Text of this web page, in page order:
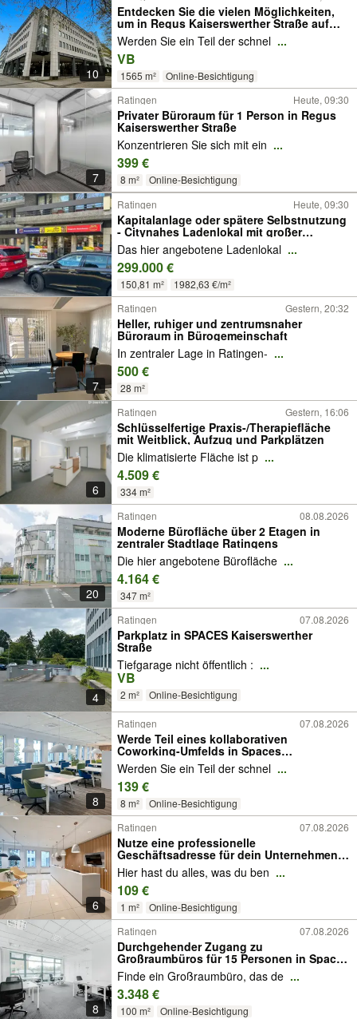
10
Entdecken Sie die vielen Möglichkeiten,
um in Regus Kaiserswerther Straße auf
Ihre Art zu arbeiten
Werden Sie ein Teil der schnel ...
VB
1565 m² Online-Besichtigung
7
Ratingen Heute, 09:30
Privater Büroraum für 1 Person in Regus
Kaiserswerther Straße
Konzentrieren Sie sich mit ein ...
399 €
8 m²
Online-Besichtigung
Ratingen
Heute, 09:30
Kapitalanlage oder spätere Selbstnutzung
- Citynahes Ladenlokal mit großer
Schaufensterfront...
Das hier angebotene Ladenlokal ...
299.000 €
150,81 m² 1982,63 €/m²
7
Ratingen Gestern, 20:32
Heller, ruhiger und zentrumsnaher
Büroraum in Bürogemeinschaft
In zentraler Lage in Ratingen- ...
500 €
28 m²
6
Ratingen Gestern, 16:06
Schlüsselfertige Praxis-/Therapiefläche
mit Weitblick, Aufzug und Parkplätzen
Die klimatisierte Fläche ist p ...
4.509 €
334 m²
20
Ratingen 08.08.2026
Moderne Bürofläche über 2 Etagen in
zentraler Stadtlage Ratingens
Die hier angebotene Bürofläche ...
4.164 €
347 m²
4
Ratingen 07.08.2026
Parkplatz in SPACES Kaiserswerther
Straße
Tiefgarage nicht öffentlich : ...
VB
2 m² Online-Besichtigung
8
Ratingen 07.08.2026
Werde Teil eines kollaborativen
Coworking-Umfelds in Spaces
Kaiserswerther Straße
Werden Sie ein Teil der schnel ...
139 €
8 m² Online-Besichtigung
6
Ratingen 07.08.2026
Nutze eine professionelle
Geschäftsadresse für dein Unternehmen
in Spaces Kaiserswerther Straße
Hier hast du alles, was du ben ...
109 €
1 m² Online-Besichtigung
8
Ratingen 07.08.2026
Durchgehender Zugang zu
Großraumbüros für 15 Personen in Spaces
Kaiserswerther Straße
Finde ein Großraumbüro, das de ...
3.348 €
100 m² Online-Besichtigung